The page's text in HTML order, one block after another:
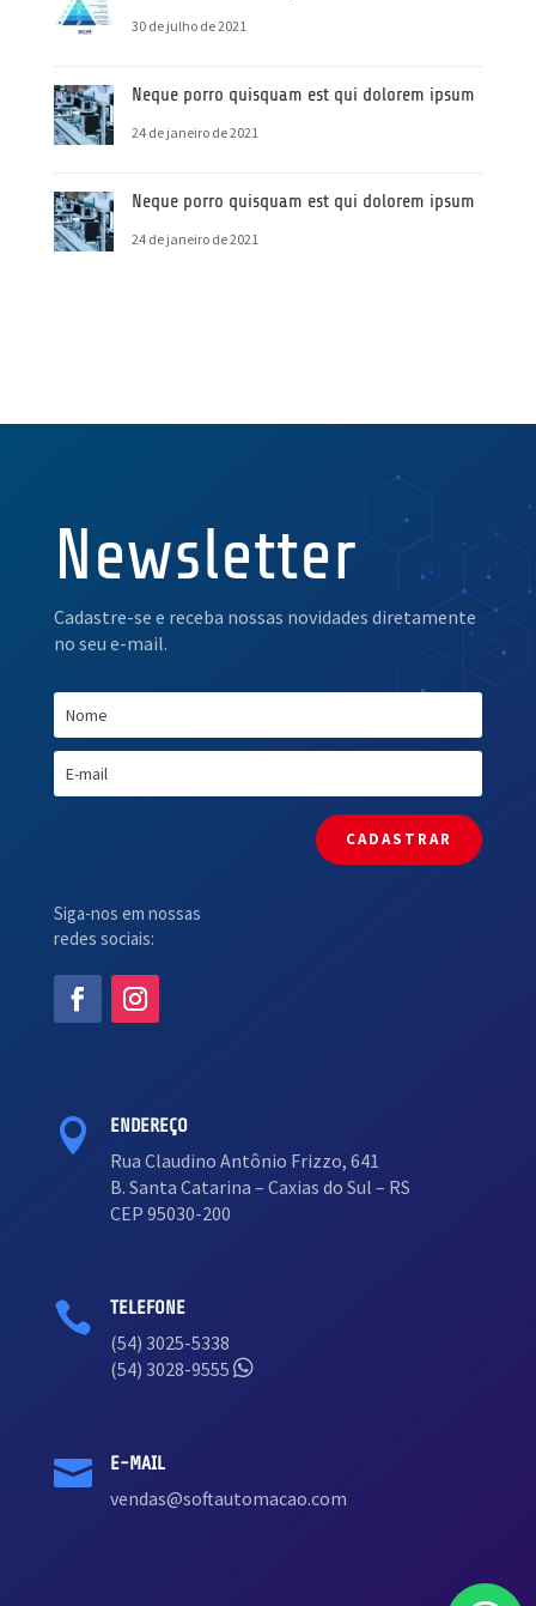
30 de julho de 2021
Neque porro quisquam est qui dolorem ipsum
24 de janeiro de 2021
Neque porro quisquam est qui dolorem ipsum
24 de janeiro de 2021
Newsletter
Cadastre-se e receba nossas novidades diretamente
no seu e-mail.
CADASTRAR
Siga-nos em nossas
redes sociais:
 ENDEREÇO
Rua Claudino Antônio Frizzo, 641
B. Santa Catarina – Caxias do Sul – RS
CEP 95030-200
 TELEFONE
(54) 3025-5338
(54) 3028-9555
 E-MAIL
vendas@softautomacao.com